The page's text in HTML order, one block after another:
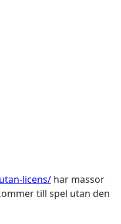
licens/ har massor
till spel utan den